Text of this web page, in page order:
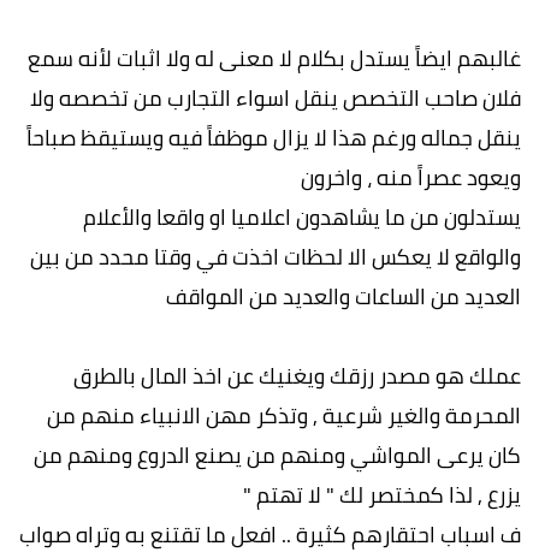
غالبهم ايضاً يستدل بكلام لا معنى له ولا اثبات لأنه سمع
فلان صاحب التخصص ينقل اسواء التجارب من تخصصه ولا
ينقل جماله ورغم هذا لا يزال موظفاً فيه ويستيقظ صباحاً
ويعود عصراً منه ، واخرون
يستدلون من ما يشاهدون اعلاميا او واقعا والأعلام
والواقع لا يعكس الا لحظات اخذت في وقتا محدد من بين
العديد من الساعات والعديد من المواقف
عملك هو مصدر رزقك ويغنيك عن اخذ المال بالطرق
المحرمة والغير شرعية , وتذكر مهن الانبياء منهم من
كان يرعى المواشي ومنهم من يصنع الدروع ومنهم من
يزرع , لذا كمختصر لك " لا تهتم "
ف اسباب احتقارهم كثيرة .. افعل ما تقتنع به وتراه صواب